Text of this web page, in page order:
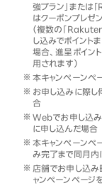
強プラン」または
はクーポンプレゼ
（複数の「
し込みでポイント
場合、進呈ポイン
用されます）
本キャンペーンペ
お申し込みに際し
合
Webでお申し込み
に申し込んだ場合
本キャンペーンペ
み完了まで同月内
店舗でお申し込み
ャンペーンページ